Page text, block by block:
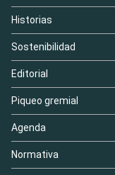
Historias
Sostenibilidad
Editorial
Piqueo gremial
Agenda
Normativa